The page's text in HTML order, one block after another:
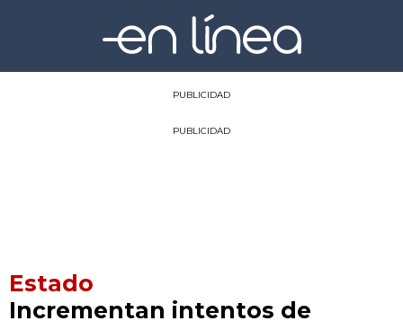
PUBLICIDAD
PUBLICIDAD
Estado
Incrementan intentos de